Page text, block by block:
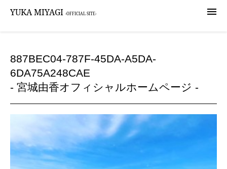

YUKA MIYAGI -OFFICIAL SITE-
887BEC04-787F-45DA-A5DA-
6DA75A248CAE
- 宮城由香オフィシャルホームページ -